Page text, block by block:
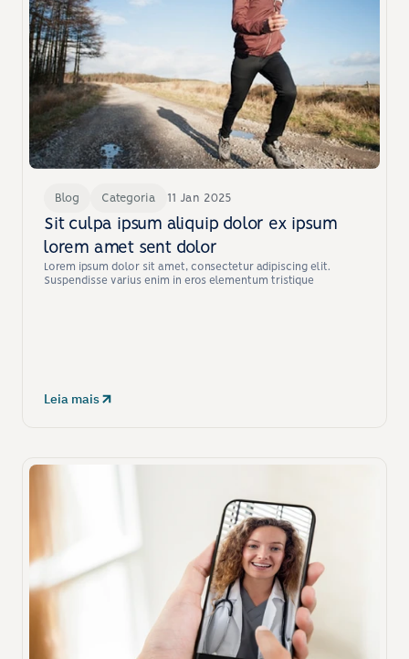
Blog Categoria 11 Jan 2025
Sit culpa ipsum aliquip dolor ex ipsum
lorem amet sent dolor
Lorem ipsum dolor sit amet, consectetur adipiscing elit.
Suspendisse varius enim in eros elementum tristique
Leia mais